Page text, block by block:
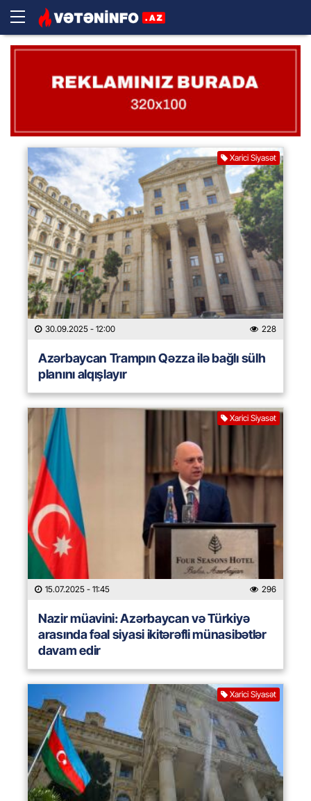
Xarici Siyasət
30.09.2025 - 12:00 228
Azərbaycan Trampın Qəzza ilə bağlı sülh
planını alqışlayır
Xarici Siyasət
15.07.2025 - 11:45 296
Nazir müavini: Azərbaycan və Türkiyə
arasında fəal siyasi ikitərəfli münasibətlər
davam edir
Xarici Siyasət